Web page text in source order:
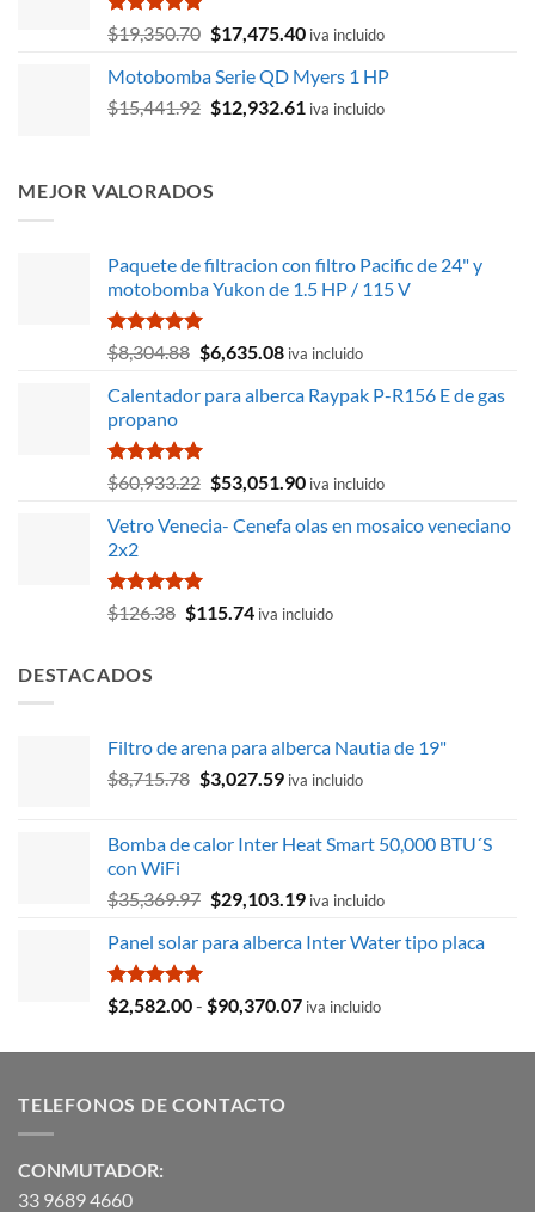
$17,223.68.$12,695.04.
Valorado
con
de 5
$19,350.70 El
original
era:
$17,475.40El
actual
es:
iva incluido
Motobomba Serie QD Myers 1 HP
$15,441.92 El
era:
$15,441.92.
$12,932.61 El
iva incluido
MEJOR VALORADOS
Paquete de filtracion con filtro Pacific de 24" y
motobomba Yukon de 1.5 HP / 115 V
Valorado
con
de 5
$8,304.88 El
original
$8,304.88.
$6,635.08El
actual
iva incluido
Calentador para alberca Raypak P-R156 E de gas
propano
Valorado
con
de 5
$60,933.22 El
original
$53,051.90El
actual
iva incluido
Vetro Venecia- Cenefa olas en mosaico veneciano
2x2
Valorado
con
$126.38 El
$115.74Eliva incluido
DESTACADOS
Filtro de arena para alberca Nautia de 19"
$8,715.78 El
era:
$3,027.59El
es:
iva incluido
Bomba de calor Inter Heat Smart 50,000 BTU´S
con WiFi
$35,369.97 El
original
$35,369.97.
$29,103.19El
actual
$29,103.19.
iva incluido
Panel solar para alberca Inter Water tipo placa
Valorado
con
$2,582.00- $90,370.07Rango
precios:
iva incluido
TELEFONOS DE CONTACTO
CONMUTADOR:
33 9689 4660